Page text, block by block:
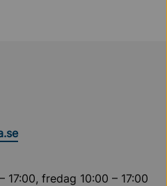
fredag 10:00 – 17:00